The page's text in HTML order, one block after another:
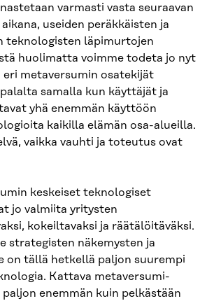
varmasti vasta seuraavan
useiden peräkkäisten ja
teknologisten läpimurtojen
huolimatta voimme todeta jo nyt
eri metaversumin osatekijät
samalla kun käyttäjät ja
yhä enemmän käyttöön
kaikilla elämän osa-alueilla.
vaikka vauhti ja toteutus ovat
keskeiset teknologiset
jo valmiita yritysten
kokeiltavaksi ja räätälöitäväksi.
strategisten näkemysten ja
on tällä hetkellä paljon suurempi
Kattava metaversumi-
enemmän kuin pelkästään